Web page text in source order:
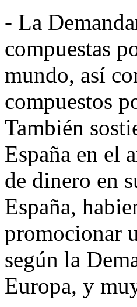
- La
compuestas
mundo, así
compuestos
También
España en el
de dinero en
España,
promocionar
según la
Europa, y